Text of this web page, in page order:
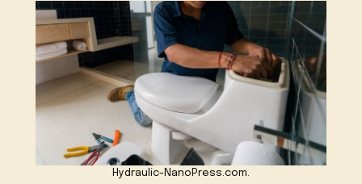
Hydraulic-NanoPress.com.